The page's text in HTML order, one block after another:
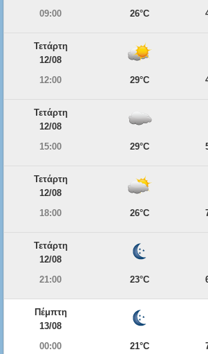
09:00
26°C
Τετάρτη
12/08
12:00
29°C
Τετάρτη
12/08
15:00
29°C
Τετάρτη
12/08
18:00
26°C
Τετάρτη
12/08
21:00
23°C
Πέμπτη
13/08
00:00
21°C